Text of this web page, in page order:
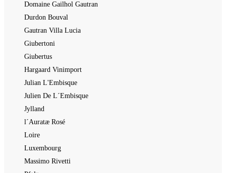
Domaine Gailhol Gautran
Durdon Bouval
Gautran Villa Lucia
Giubertoni
Giubertus
Hargaard Vinimport
Julian L'Embisque
Julien De L´Embisque
Jylland
l´Auratæ Rosé
Loire
Luxembourg
Massimo Rivetti